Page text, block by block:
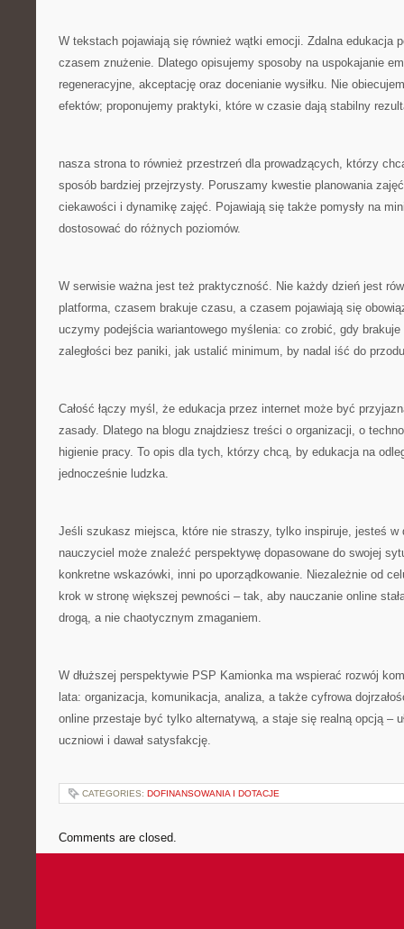
W tekstach pojawiają się również wątki emocji. Zdalna edukacja
czasem znużenie. Dlatego opisujemy sposoby na uspokajanie
regeneracyjne, akceptację oraz docenianie wysiłku. Nie
efektów; proponujemy praktyki, które w czasie dają stabilny
nasza strona to również przestrzeń dla prowadzących, którzy
sposób bardziej przejrzysty. Poruszamy kwestie planowania
ciekawości i dynamikę zajęć. Pojawiają się także pomysły na
dostosować do różnych poziomów.
W serwisie ważna jest też praktyczność. Nie każdy dzień jest
platforma, czasem brakuje czasu, a czasem pojawiają się
uczymy podejścia wariantowego myślenia: co zrobić, gdy brakuje
zaległości bez paniki, jak ustalić minimum, by nadal iść do
Całość łączy myśl, że edukacja przez internet może być
zasady. Dlatego na blogu znajdziesz treści o organizacji, o
higienie pracy. To opis dla tych, którzy chcą, by edukacja na
jednocześnie ludzka.
Jeśli szukasz miejsca, które nie straszy, tylko inspiruje, jesteś w
nauczyciel może znaleźć perspektywę dopasowane do swojej
konkretne wskazówki, inni po uporządkowanie. Niezależnie od
krok w stronę większej pewności – tak, aby nauczanie online
drogą, a nie chaotycznym zmaganiem.
W dłuższej perspektywie PSP Kamionka ma wspierać rozwój
lata: organizacja, komunikacja, analiza, a także cyfrowa
online przestaje być tylko alternatywą, a staje się realną opcją –
uczniowi i dawał satysfakcję.
CATEGORIES: DOFINANSOWANIA I DOTACJE
Comments are closed.